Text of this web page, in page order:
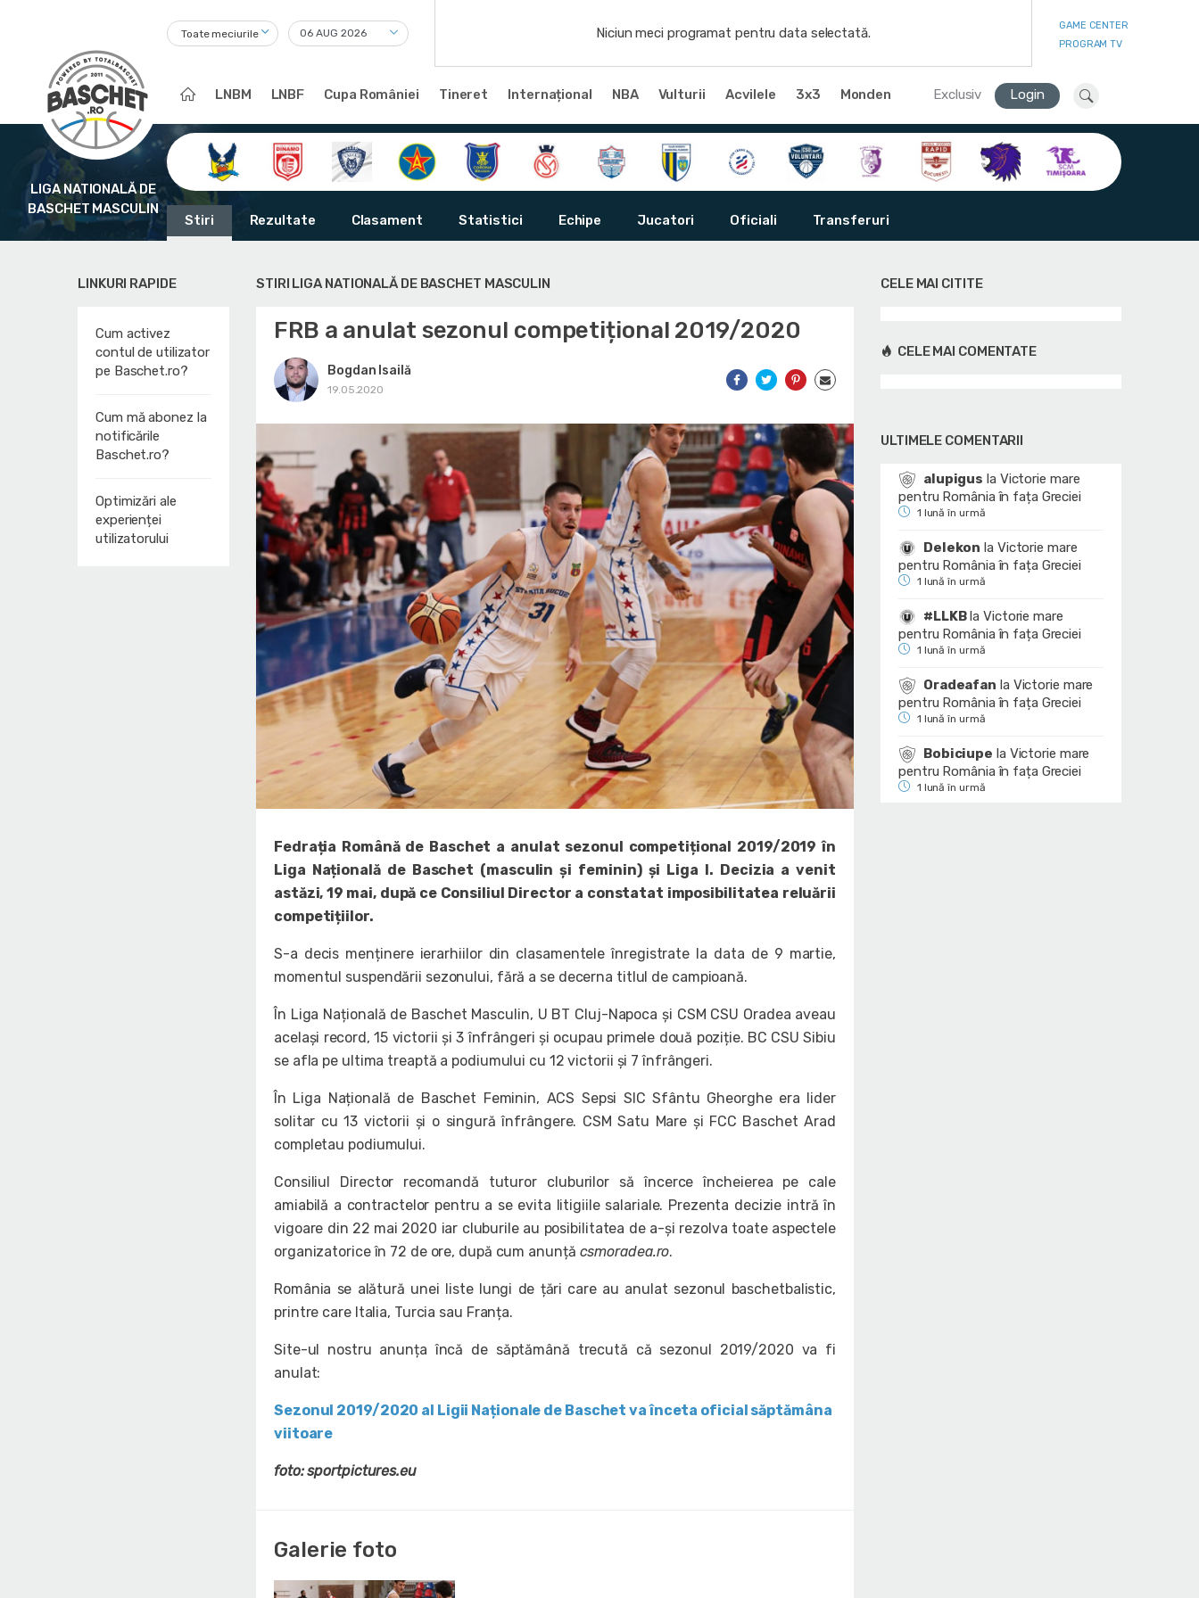
Toate meciurile Niciun meci programat pentru data selectată.
GAME CENTER
PROGRAM TV
LNBM LNBF Cupa României Tineret Internațional NBA Vulturii Acvilele 3x3 Monden Exclusiv Login
LIGA NATIONALĂ DE
BASCHET MASCULIN
Stiri Rezultate Clasament Statistici Echipe Jucatori Oficiali Transferuri
LINKURI RAPIDE
Cum activez
contul de utilizator
pe Baschet.ro?
Cum mă abonez la
notificările
Baschet.ro?
Optimizări ale
experienței
utilizatorului
STIRI LIGA NATIONALĂ DE BASCHET MASCULIN
FRB a anulat sezonul competițional 2019/2020
Bogdan Isailă
19.05.2020
Fedrația Română de Baschet a anulat sezonul competițional 2019/2019 în
Liga Națională de Baschet (masculin și feminin) și Liga I. Decizia a venit
astăzi, 19 mai, după ce Consiliul Director a constatat imposibilitatea reluării
competițiilor.
S-a decis menținere ierarhiilor din clasamentele înregistrate la data de 9 martie,
momentul suspendării sezonului, fără a se decerna titlul de campioană.
În Liga Națională de Baschet Masculin, U BT Cluj-Napoca și CSM CSU Oradea aveau
același record, 15 victorii și 3 înfrângeri și ocupau primele două poziție. BC CSU Sibiu
se afla pe ultima treaptă a podiumului cu 12 victorii și 7 înfrângeri.
În Liga Națională de Baschet Feminin, ACS Sepsi SIC Sfântu Gheorghe era lider
solitar cu 13 victorii și o singură înfrângere. CSM Satu Mare și FCC Baschet Arad
completau podiumului.
Consiliul Director recomandă tuturor cluburilor să încerce încheierea pe cale
amiabilă a contractelor pentru a se evita litigiile salariale. Prezenta decizie intră în
vigoare din 22 mai 2020 iar cluburile au posibilitatea de a-și rezolva toate aspectele
organizatorice în 72 de ore, după cum anunță csmoradea.ro.
România se alătură unei liste lungi de țări care au anulat sezonul baschetbalistic,
printre care Italia, Turcia sau Franța.
Site-ul nostru anunța încă de săptămână trecută că sezonul 2019/2020 va fi
anulat:
Sezonul 2019/2020 al Ligii Naționale de Baschet va înceta oficial săptămâna
viitoare
foto: sportpictures.eu
Galerie foto
CELE MAI CITITE
CELE MAI COMENTATE
ULTIMELE COMENTARII
alupigus la Victorie mare
pentru România în fața Greciei
1 lună în urmă
Delekon la Victorie mare
pentru România în fața Greciei
1 lună în urmă
#LLKBlaVictorie mare
pentru România în fața Greciei
1 lună în urmă
Oradeafan la Victorie mare
pentru România în fața Greciei
1 lună în urmă
Bobiciupe la Victorie mare
pentru România în fața Greciei
1 lună în urmă